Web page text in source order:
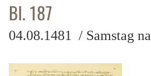
Bl. 187
04.08.1481 / Samstag